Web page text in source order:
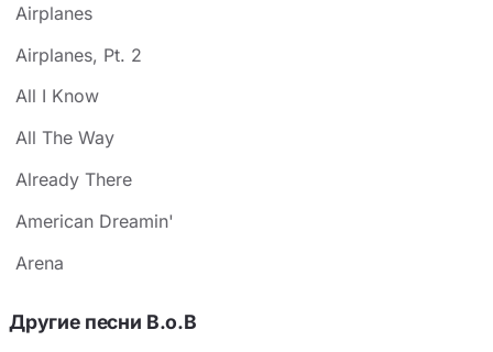
Airplanes
Airplanes, Pt. 2
All I Know
All The Way
Already There
American Dreamin'
Arena
Другие песни B.o.B